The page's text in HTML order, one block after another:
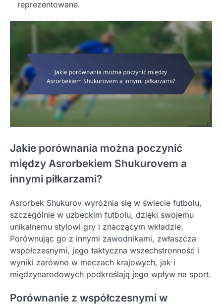
reprezentowane.
Jakie porównania można poczynić
między Asrorbekiem Shukurovem a
innymi piłkarzami?
Asrorbek Shukurov wyróżnia się w świecie futbolu,
szczególnie w uzbeckim futbolu, dzięki swojemu
unikalnemu stylowi gry i znaczącym wkładzie.
Porównując go z innymi zawodnikami, zwłaszcza
współczesnymi, jego taktyczna wszechstronność i
wyniki zarówno w meczach krajowych, jak i
międzynarodowych podkreślają jego wpływ na sport.
Porównanie z współczesnymi w